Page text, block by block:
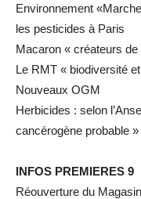
Environnement
les pesticides à Paris
Macaron « créateurs
Le RMT « biodiversité
Nouveaux OGM
Herbicides : selon
cancérogène probable »
INFOS PREMIERES 9
Réouverture du